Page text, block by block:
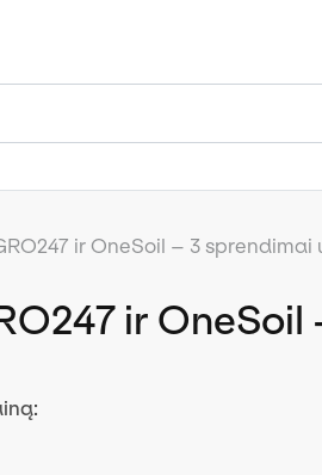
ir OneSoil – 3 sprendimai
ir